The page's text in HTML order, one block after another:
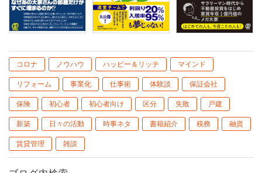
コロナ ノウハウ ハッピー＆リッチ マインド
リフォーム 事業化 仕事術 体験談 保証会社
保険 初心者 初心者向け 区分 失敗 戸建
新築 日々の活動 時事ネタ 書籍紹介 税務 融資
賃貸管理 雑談